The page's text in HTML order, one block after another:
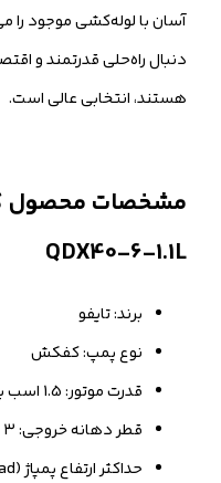
آسان با لوله‌کشی موجود را
دنبال راه‌حلی قدرتمند و
هستند، انتخابی عالی است.
مشخصات محصول
QDX40-6-1.1L
برند: تایفو
نوع پمپ: کفکش
قدرت موتور: 1.5 اسب بخار
قطر دهانه خروجی: ۳ اینچ
حداکثر ارتفاع پمپاژ (Head): 12 متر